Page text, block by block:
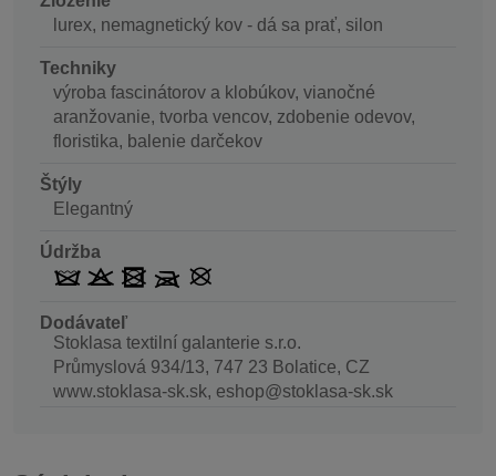
lurex, nemagnetický kov - dá sa prať, silon
Techniky
výroba fascinátorov a klobúkov, vianočné
aranžovanie, tvorba vencov, zdobenie odevov,
floristika, balenie darčekov
Štýly
Elegantný
Údržba
Dodávateľ
Stoklasa textilní galanterie s.r.o.
Průmyslová 934/13, 747 23 Bolatice, CZ
www.stoklasa-sk.sk, eshop@stoklasa-sk.sk